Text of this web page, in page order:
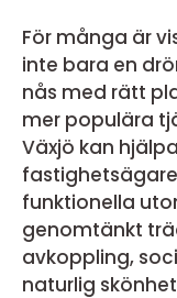
För många är
inte bara en
nås med rätt
mer populära
Växjö kan
funktionella
genomtänkt
avkoppling,
naturlig